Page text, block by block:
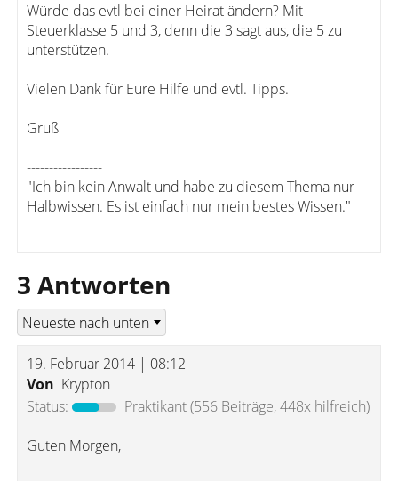
Würde das evtl bei einer Heirat ändern? Mit
Steuerklasse 5 und 3, denn die 3 sagt aus, die 5 zu
unterstützen.
Vielen Dank für Eure Hilfe und evtl. Tipps.
Gruß
-----------------
"Ich bin kein Anwalt und habe zu diesem Thema nur
Halbwissen. Es ist einfach nur mein bestes Wissen."
3 Antworten
19. Februar 2014 | 08:12
Von Krypton
Status:
Praktikant(556 Beiträge, 448x hilfreich)
Guten Morgen,